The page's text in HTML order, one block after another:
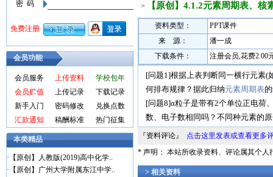
会员功能
会员服务 上传资料
学校包年
会员贮值
上传记录
下载记录
新手入门
密码修改
兑换点数
汇款通知
稿酬标准 热门征集
本类精品
· 【原创】人教版(2019)高中化学..
· 【原创】广州大学附属东江中学..
> 【原创】4.1.2元素周期表、核
资料类型：
PPT课件
来 源：
潘一成
下载条件：
注册会员,花费2.00
[问题1]根据上表判断同一横行元
何排布规律？据此归纳元素周期表
[问题8]α粒子是带有2个单位正电荷
数、电子数相同吗？不同种元素的
『资料评论』 点击这里发表或查看更多
* 声明： 本站所收录资料、评论属其个人
> 相关资料